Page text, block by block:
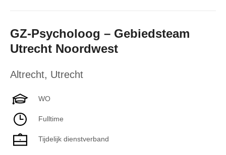
GZ-Psycholoog – Gebiedsteam
Utrecht Noordwest
Altrecht, Utrecht
WO
Fulltime
Tijdelijk dienstverband